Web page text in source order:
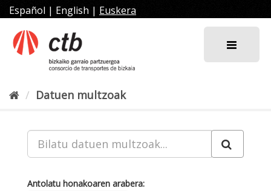
Joan
edukira
Español | English | Euskera
Datuen multzoak
Antolatu honakoaren arabera